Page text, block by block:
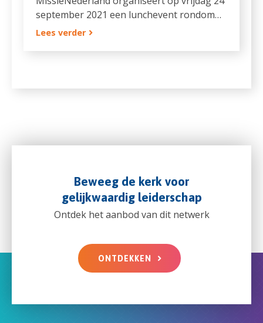
september 2021 een lunchevent rondom…
Lees verder
Beweeg de kerk voor
gelijkwaardig leiderschap
Ontdek het aanbod van dit netwerk
ONTDEKKEN